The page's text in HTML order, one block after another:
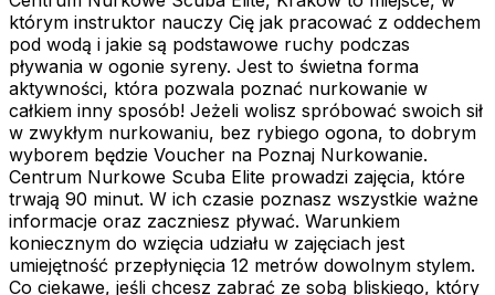
którym instruktor nauczy Cię jak pracować z oddechem
pod wodą i jakie są podstawowe ruchy podczas
pływania w ogonie syreny. Jest to świetna forma
aktywności, która pozwala poznać nurkowanie w
całkiem inny sposób! Jeżeli wolisz spróbować swoich sił
w zwykłym nurkowaniu, bez rybiego ogona, to dobrym
wyborem będzie Voucher na Poznaj Nurkowanie.
Centrum Nurkowe Scuba Elite prowadzi zajęcia, które
trwają 90 minut. W ich czasie poznasz wszystkie ważne
informacje oraz zaczniesz pływać. Warunkiem
koniecznym do wzięcia udziału w zajęciach jest
umiejętność przepłynięcia 12 metrów dowolnym stylem.
Co ciekawe, jeśli chcesz zabrać ze sobą bliskiego, który